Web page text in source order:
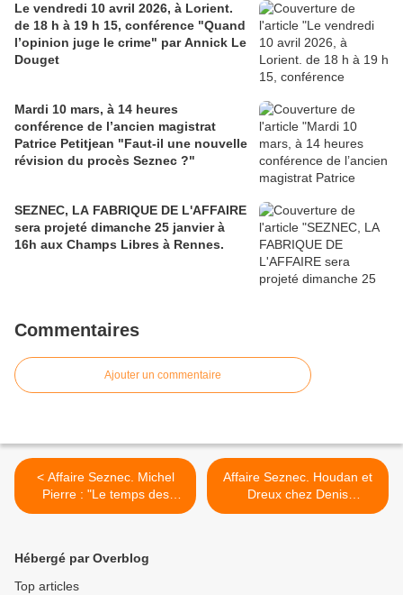
Le vendredi 10 avril 2026, à Lorient.
de 18 h à 19 h 15, conférence "Quand
l’opinion juge le crime" par Annick Le
Douget
Mardi 10 mars, à 14 heures
conférence de l’ancien magistrat
Patrice Petitjean "Faut-il une nouvelle
révision du procès Seznec ?"
SEZNEC, LA FABRIQUE DE L'AFFAIRE
sera projeté dimanche 25 janvier à
16h aux Champs Libres à Rennes.
Commentaires
Ajouter un commentaire
< Affaire Seznec. Michel
Pierre : "Le temps des
bagnes"...
Affaire Seznec. Houdan et
Dreux chez Denis
Langlois.... >
Hébergé par Overblog
Top articles